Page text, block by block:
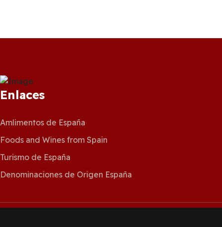
Enlaces
Amlimentos de España
Foods and Wines from Spain
Turismo de España
Denominaciones de Origen España